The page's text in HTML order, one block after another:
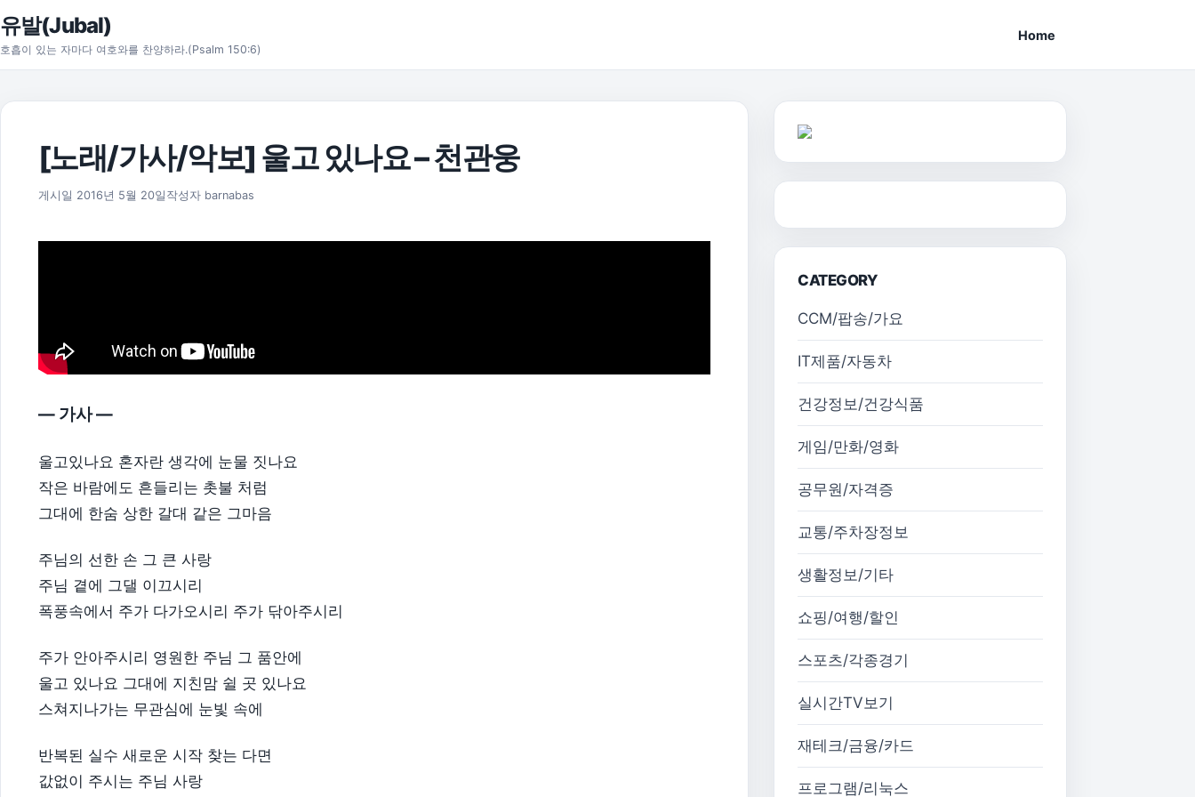
본문으로 건너뛰기
유발(Jubal)
호흡이 있는 자마다 여호와를 찬양하라.(Psalm 150:6)
Home
[노래/가사/악보] 울고 있나요 – 천관웅
게시일 2016년 5월 20일 2025년 11월 18일
작성자 barnabas
— 가사 —
울고있나요 혼자란 생각에 눈물 짓나요
작은 바람에도 흔들리는 촛불 처럼
그대에 한숨 상한 갈대 같은 그마음
주님의 선한 손 그 큰 사랑
주님 곁에 그댈 이끄시리
폭풍속에서 주가 다가오시리 주가 닦아주시리
주가 안아주시리 영원한 주님 그 품안에
울고 있나요 그대에 지친맘 쉴 곳 있나요
스쳐지나가는 무관심에 눈빛 속에
반복된 실수 새로운 시작 찾는 다면
값없이 주시는 주님 사랑
CATEGORY
CCM/팝송/가요
IT제품/자동차
건강정보/건강식품
게임/만화/영화
공무원/자격증
교통/주차장정보
생활정보/기타
쇼핑/여행/할인
스포츠/각종경기
실시간TV보기
재테크/금융/카드
프로그램/리눅스